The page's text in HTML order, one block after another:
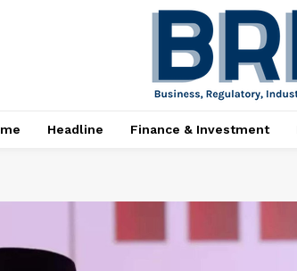
Headline Finance & Investment